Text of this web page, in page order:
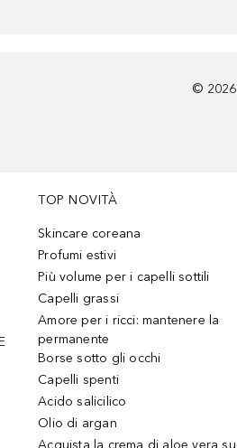
© 2026
TOP NOVITÀ
Skincare coreana
Profumi estivi
Più volume per i capelli sottili
Capelli grassi
Amore per i ricci: mantenere la
permanente
Borse sotto gli occhi
Capelli spenti
Acido salicilico
Olio di argan
Acquista la crema di aloe vera su